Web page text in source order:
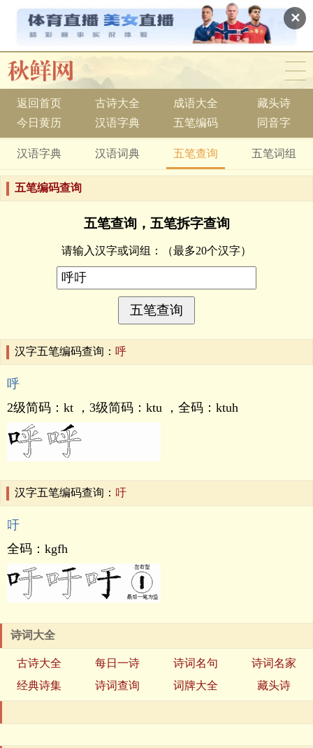
✕
返回首页 古诗大全 成语大全
藏头诗
今日黄历
汉语字典 五笔编码 同音字
汉语字典 汉语词典 五笔查询 五笔词组
五笔编码查询
五笔查询，五笔拆字查询
请输入汉字或词组： （最多20个汉字）
汉字五笔编码查询： 呼
呼
2级简码： kt ，3级简码： ktu ，全码： ktuh
汉字五笔编码查询： 吁
吁
全码： kgfh
诗词大全
古诗大全 每日一诗 诗词名句
诗词名家
经典诗集
诗词查询 词牌大全 藏头诗